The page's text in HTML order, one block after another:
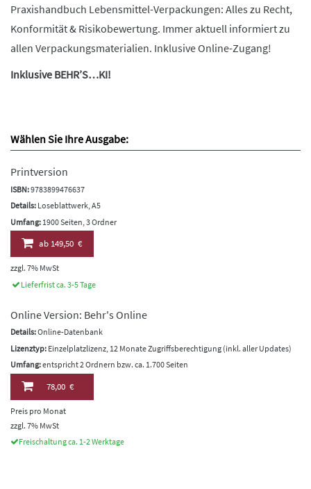
Praxishandbuch Lebensmittel-Verpackungen: Alles zu Recht,
Konformität & Risikobewertung. Immer aktuell informiert zu
allen Verpackungsmaterialien. Inklusive Online-Zugang!
Inklusive BEHR’S…KI!
Wählen Sie Ihre Ausgabe:
Printversion
ISBN:9783899476637
Details: Loseblattwerk, A5
Umfang: 1900 Seiten, 3 Ordner
ab149,50 €
zzgl. 7% MwSt
Lieferfrist ca. 3-5 Tage
Online Version: Behr's Online
Details:Online-Datenbank
Lizenztyp: Einzelplatzlizenz, 12 Monate Zugriffsberechtigung (inkl. aller Updates)
Umfang:entspricht 2 Ordnern bzw. ca. 1.700 Seiten
78,00 €
Preis pro Monat
zzgl. 7% MwSt
Freischaltung ca. 1-2 Werktage